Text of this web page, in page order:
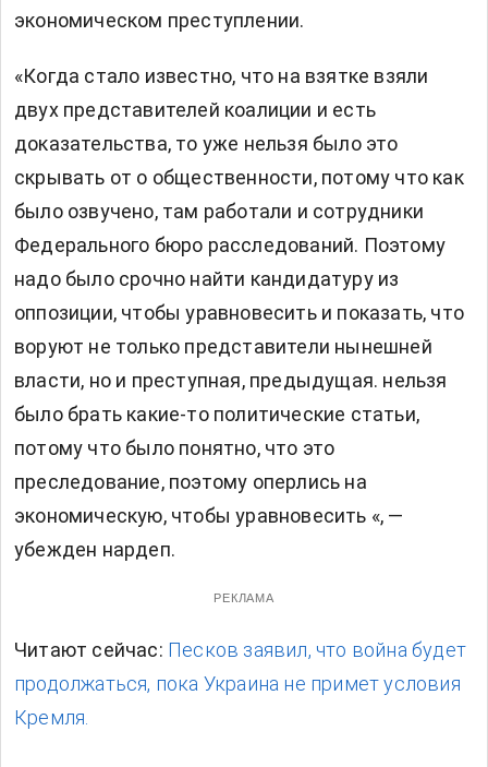
экономическом преступлении.
«Когда стало известно, что на взятке взяли
двух представителей коалиции и есть
доказательства, то уже нельзя было это
скрывать от о общественности, потому что как
было озвучено, там работали и сотрудники
Федерального бюро расследований. Поэтому
надо было срочно найти кандидатуру из
оппозиции, чтобы уравновесить и показать, что
воруют не только представители нынешней
власти, но и преступная, предыдущая. нельзя
было брать какие-то политические статьи,
потому что было понятно, что это
преследование, поэтому оперлись на
экономическую, чтобы уравновесить «, —
убежден нардеп.
РЕКЛАМА
Читают сейчас: Песков заявил, что война будет
продолжаться, пока Украина не примет условия
Кремля.